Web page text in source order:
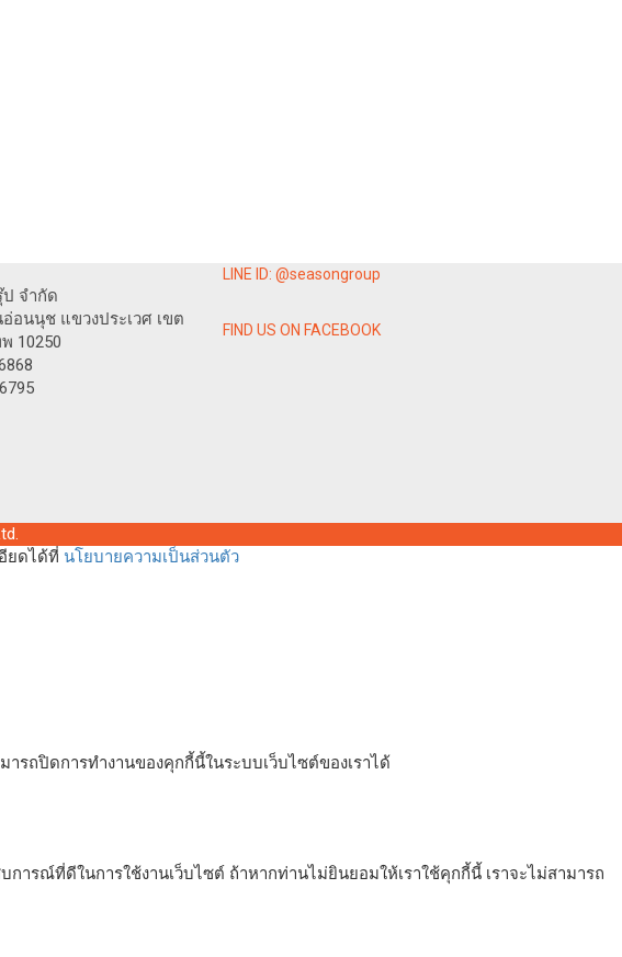
จำกัด
อนนุช แขวงประเวศ เขต
10250
LINE ID: @seasongroup
FIND US ON FACEBOOK
ยดได้ที่ นโยบายความเป็นส่วนตัว
รถปิดการทำงานของคุกกี้นี้ในระบบเว็บไซต์ของเราได้
รณ์ที่ดีในการใช้งานเว็บไซต์ ถ้าหากท่านไม่ยินยอมให้เราใช้คุกกี้นี้ เราจะไม่สามารถ